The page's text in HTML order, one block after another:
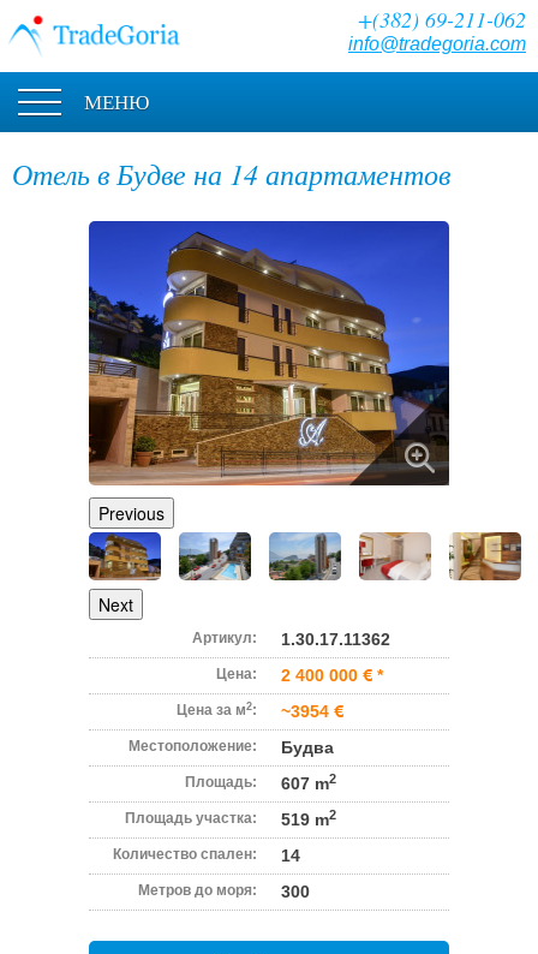
+(382) 69-211-062
info@tradegoria.com
МЕНЮ
Отель в Будве на 14 апартаментов
Previous
Next
Артикул: 1.30.17.11362
Цена: 2 400 000 *
Цена за м2: ~3954
Местоположение: Будва
Площадь: 607 m2
Площадь участка: 519 m2
Количество спален: 14
Метров до моря: 300